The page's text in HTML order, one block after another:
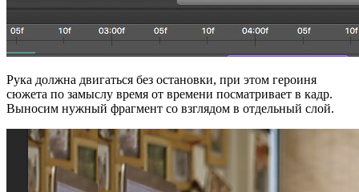
Рука должна двигаться без остановки, при этом героиня
сюжета по замыслу время от времени посматривает в кадр.
Выносим нужный фрагмент со взглядом в отдельный слой.